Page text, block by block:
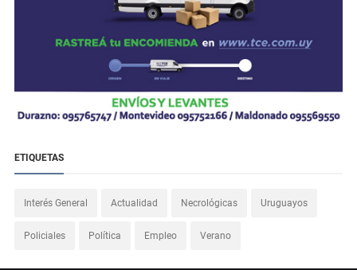
ETIQUETAS
Interés General Actualidad Necrológicas Uruguayos
Policiales Política Empleo Verano